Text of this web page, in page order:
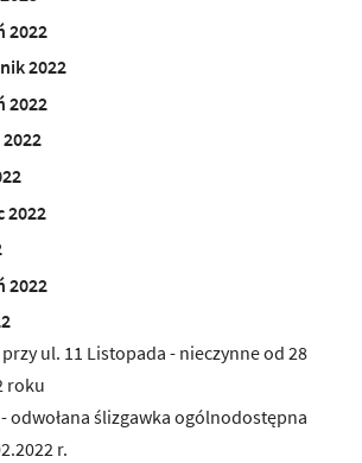
2022
2022
2022
2022
2022
ul. 11 Listopada - nieczynne od 28
roku
odwołana ślizgawka ogólnodostępna
r.